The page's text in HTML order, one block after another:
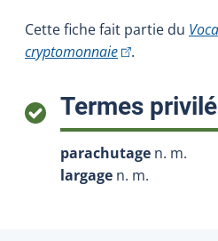
Cette fiche fait partie du
cryptomonnaie(Cet hyperlien
.
Termes
parachutage n. m.
largage n. m.